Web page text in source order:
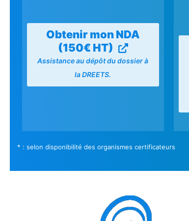
Obtenir mon NDA
(150€ HT)
Assistance au dépôt du dossier à
la DREETS.
* : selon disponibilité des organismes certificateurs